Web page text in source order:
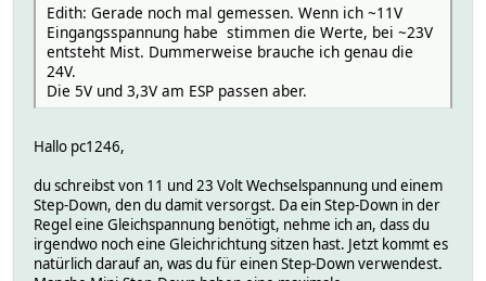
Edith: Gerade noch mal gemessen. Wenn ich ~11V
Eingangsspannung habe stimmen die Werte, bei ~23V
entsteht Mist. Dummerweise brauche ich genau die
24V.
Die 5V und 3,3V am ESP passen aber.
Hallo pc1246,
du schreibst von 11 und 23 Volt Wechselspannung und einem
Step-Down, den du damit versorgst. Da ein Step-Down in der
Regel eine Gleichspannung benötigt, nehme ich an, dass du
irgendwo noch eine Gleichrichtung sitzen hast. Jetzt kommt es
natürlich darauf an, was du für einen Step-Down verwendest.